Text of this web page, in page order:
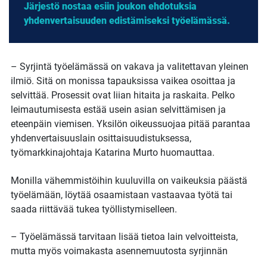
Järjestö nostaa esiin joukon ehdotuksia
yhdenvertaisuuden edistämiseksi työelämässä.
– Syrjintä työelämässä on vakava ja valitettavan yleinen
ilmiö. Sitä on monissa tapauksissa vaikea osoittaa ja
selvittää. Prosessit ovat liian hitaita ja raskaita. Pelko
leimautumisesta estää usein asian selvittämisen ja
eteenpäin viemisen. Yksilön oikeussuojaa pitää parantaa
yhdenvertaisuuslain osittaisuudistuksessa,
työmarkkinajohtaja Katarina Murto huomauttaa.
Monilla vähemmistöihin kuuluvilla on vaikeuksia päästä
työelämään, löytää osaamistaan vastaavaa työtä tai
saada riittävää tukea työllistymiselleen.
– Työelämässä tarvitaan lisää tietoa lain velvoitteista,
mutta myös voimakasta asennemuutosta syrjinnän